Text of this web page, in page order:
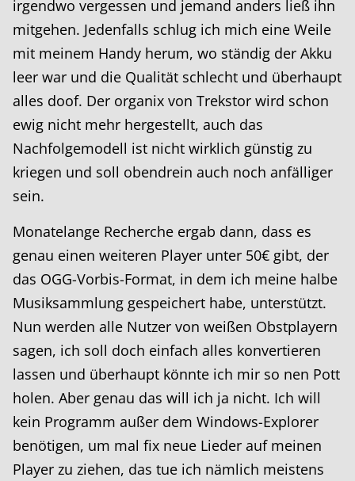
irgendwo vergessen und jemand anders ließ ihn
mitgehen. Jedenfalls schlug ich mich eine Weile
mit meinem Handy herum, wo ständig der Akku
leer war und die Qualität schlecht und überhaupt
alles doof. Der organix von Trekstor wird schon
ewig nicht mehr hergestellt, auch das
Nachfolgemodell ist nicht wirklich günstig zu
kriegen und soll obendrein auch noch anfälliger
sein.
Monatelange Recherche ergab dann, dass es
genau einen weiteren Player unter 50€ gibt, der
das OGG-Vorbis-Format, in dem ich meine halbe
Musiksammlung gespeichert habe, unterstützt.
Nun werden alle Nutzer von weißen Obstplayern
sagen, ich soll doch einfach alles konvertieren
lassen und überhaupt könnte ich mir so nen Pott
holen. Aber genau das will ich ja nicht. Ich will
kein Programm außer dem Windows-Explorer
benötigen, um mal fix neue Lieder auf meinen
Player zu ziehen, das tue ich nämlich meistens